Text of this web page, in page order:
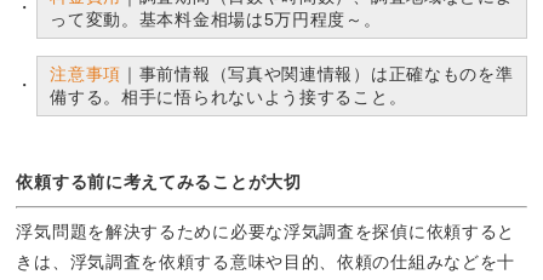
って変動。基本料金相場は5万円程度～。
注意事項 ｜事前情報（写真や関連情報）は正確なものを準
備する。相手に悟られないよう接すること。
依頼する前に考えてみることが大切
浮気問題を解決するために必要な浮気調査を探偵に依頼すると
きは、浮気調査を依頼する意味や目的、依頼の仕組みなどを十